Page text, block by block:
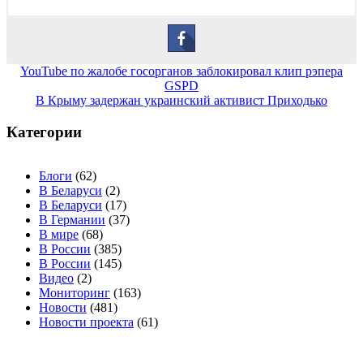
Навигация
YouTube по жалобе госорганов заблокировал клип рэпера
GSPD
В Крыму задержан украинский активист Приходько
Категории
Блоги (62)
В Беларуси (2)
В Беларуси (17)
В Германии (37)
В мире (68)
В России (385)
В России (145)
Видео (2)
Мониторинг (163)
Новости (481)
Новости проекта (61)